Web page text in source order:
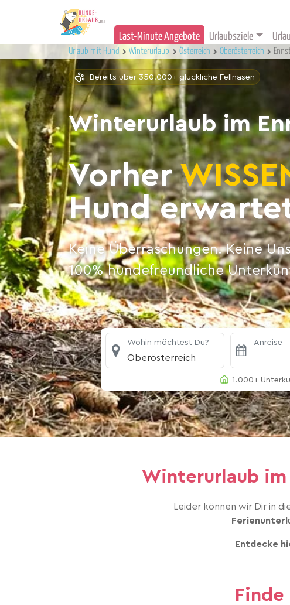
Last-Minute Angebote Urlaubsziele
Urlaub mit Hund Winterurlaub Österreich Oberösterreich
Bereits über 350.000+ glückliche Fellnasen
Winterurlaub im
Vorher
Hund
Keine Überraschungen. Keine
100% hundefreundliche
Wohin möchtest Du?
Oberösterreich
Anreise
1.000+
Winterurlaub im
Leider können wir Dir in
Entdecke
Finde